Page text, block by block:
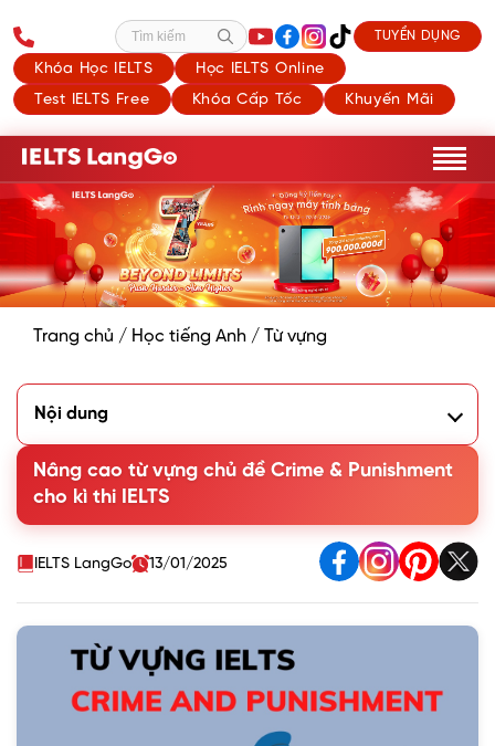
Khóa Học IELTS
Học IELTS Online
Test IELTS Free
Khóa Cấp Tốc Khuyến Mãi
Tìm kiếm TUYỂN DỤNG
Trang chủ / Học tiếng Anh / Từ vựng
Nội dung
2. Từ vựng hay về chủ đề Crime and Punishment
3. 50+ Collocations về Crime and Punishment không nên bỏ
qua
4. Bài mẫu Writing Task 2 chủ đề Crime and Punishment
Nâng cao từ vựng chủ đề Crime & Punishment
cho kì thi IELTS
IELTS LangGo 13/01/2025